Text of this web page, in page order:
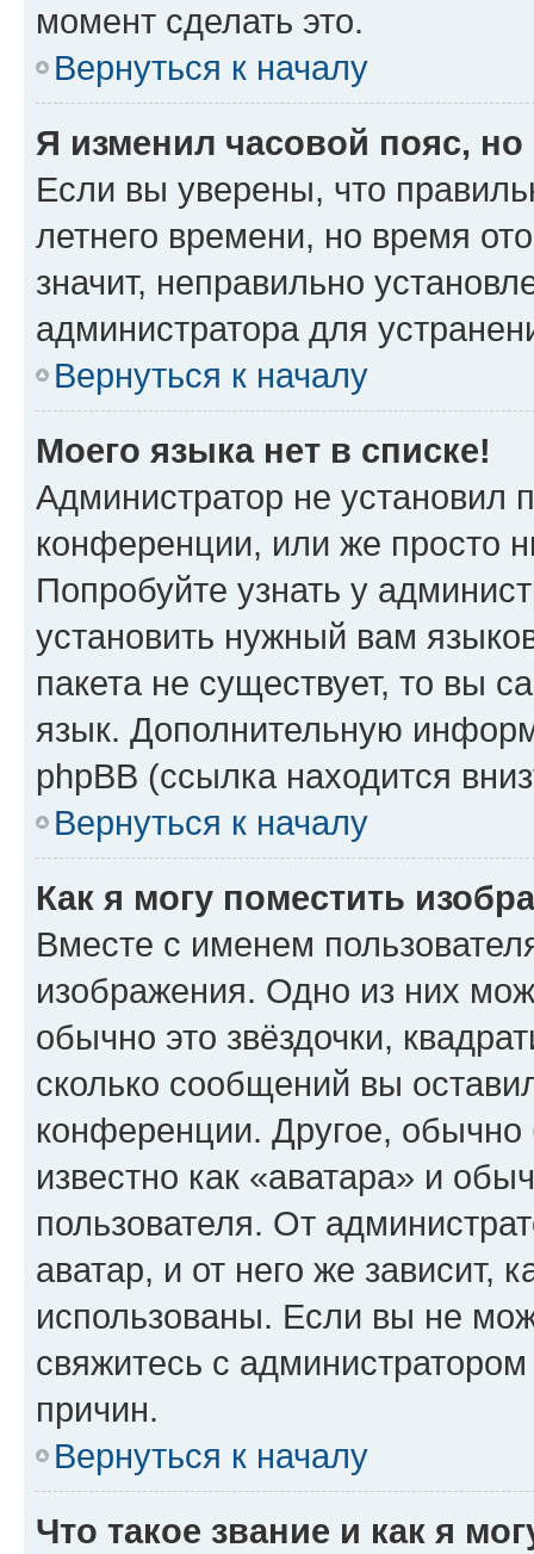
момент сделать это.
Вернуться к началу
Я изменил часовой пояс,
Если вы уверены, что
летнего времени, но время
значит, неправильно
администратора для
Вернуться к началу
Моего языка нет в списке!
Администратор не установил
конференции, или же просто
Попробуйте узнать у
установить нужный вам
пакета не существует, то вы
язык. Дополнительную
phpBB (ссылка находится
Вернуться к началу
Как я могу поместить
Вместе с именем
изображения. Одно из них
обычно это звёздочки,
сколько сообщений вы
конференции. Другое,
известно как «аватара» и
пользователя. От
аватар, и от него же зависит,
использованы. Если вы не
свяжитесь с
причин.
Вернуться к началу
Что такое звание и как я